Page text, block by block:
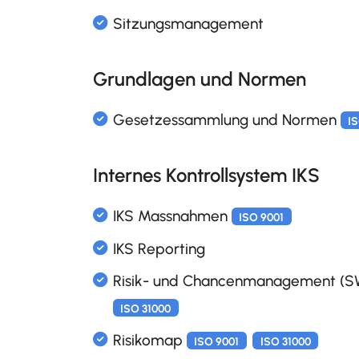
Quiz & Wissenstests
Elektronische Beschlussliste
Elektronische Checklisten
Kanban Boards und Cards
Sitzungsmanagement
Grundlagen und Normen
Internes Kontrollsystem IKS